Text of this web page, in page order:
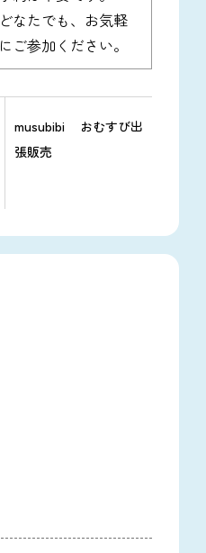
どなたでも、お気軽
にご参加ください。
musubibi おむすび出
張販売